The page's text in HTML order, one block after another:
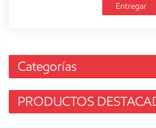
Entregar
Categorías
PRODUCTOS